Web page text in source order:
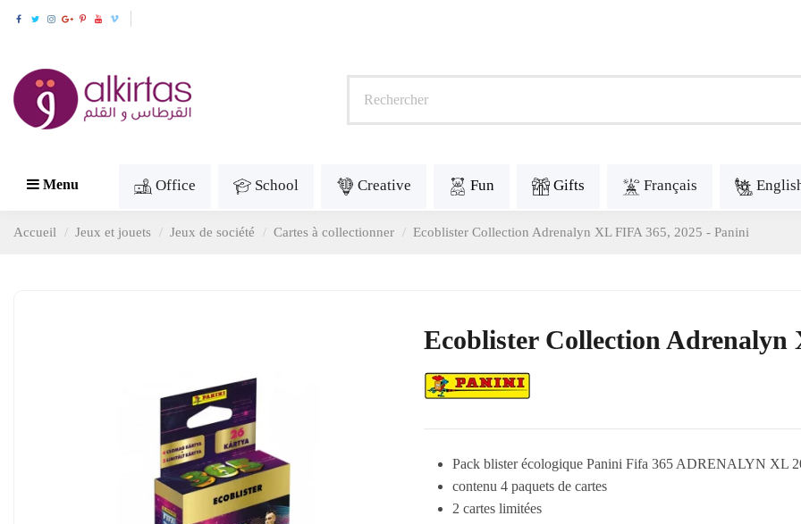
Menu Office School Creative Fun Gifts Français
Accueil Jeux et jouets Jeux de société Cartes à collectionner Ecoblister Collection Adrenalyn XL FIFA 365, 2025 - Panini
Ecoblister Collection Adrenalyn
Pack blister écologique Panini Fifa 365 ADRENALYN XL
contenu 4 paquets de cartes
2 cartes limitées